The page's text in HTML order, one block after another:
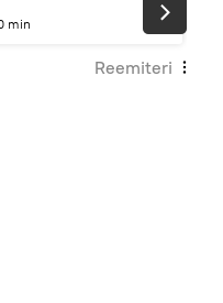
min
Reemiteri